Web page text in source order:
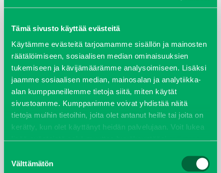
Tämä sivusto käyttää evästeitä
Käytämme evästeitä tarjoamamme sisällön ja mainosten
räätälöimiseen, sosiaalisen median ominaisuuksien
tukemiseen ja kävijämäärämme analysoimiseen. Lisäksi
jaamme sosiaalisen median, mainosalan ja analytiikka-
alan kumppaneillemme tietoja siitä, miten käytät
sivustoamme. Kumppanimme voivat yhdistää näitä
tietoja muihin tietoihin, joita olet antanut heille tai joita on
kerätty, kun olet käyttänyt heidän palvelujaan. Voit lukea
lisää evästeistä sekä muuttaa hyväksyntääsievästeet
valinta
Välttämätön
elokuu 2024
syyskuu 2023
joulukuu 2022
huhtikuu 2022
helmikuu 2022
joulukuu 2021